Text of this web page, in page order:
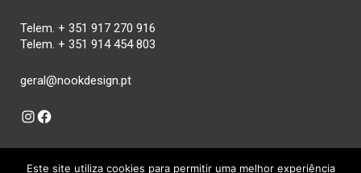
Telem. + 351 917 270 916
Telem. + 351 914 454 803
geral@nookdesign.pt
Instagram
Facebook
Este site utiliza cookies para permitir uma melhor experiência